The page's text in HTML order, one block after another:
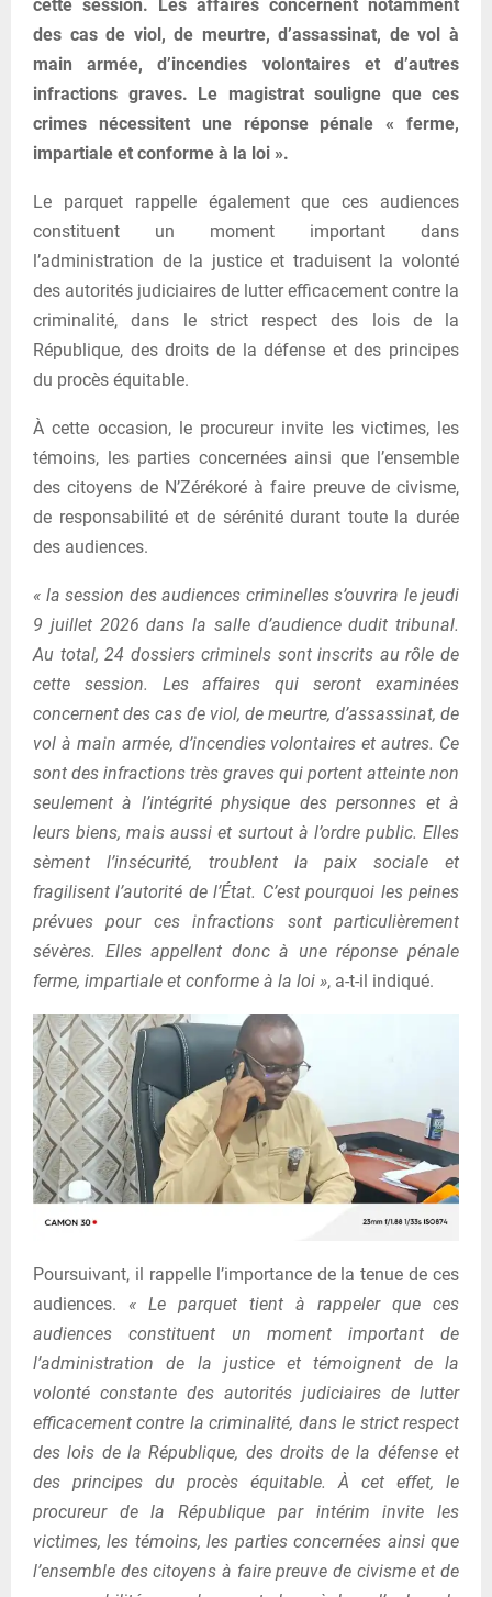
cette session. Les affaires concernent notamment
des cas de viol, de meurtre, d’assassinat, de vol à
main armée, d’incendies volontaires et d’autres
infractions graves. Le magistrat souligne que ces
crimes nécessitent une réponse pénale « ferme,
impartiale et conforme à la loi ».
Le parquet rappelle également que ces audiences
constituent un moment important dans
l’administration de la justice et traduisent la volonté
des autorités judiciaires de lutter efficacement contre la
criminalité, dans le strict respect des lois de la
République, des droits de la défense et des principes
du procès équitable.
À cette occasion, le procureur invite les victimes, les
témoins, les parties concernées ainsi que l’ensemble
des citoyens de N’Zérékoré à faire preuve de civisme,
de responsabilité et de sérénité durant toute la durée
des audiences.
« la session des audiences criminelles s’ouvrira le jeudi
9 juillet 2026 dans la salle d’audience dudit tribunal.
Au total, 24 dossiers criminels sont inscrits au rôle de
cette session. Les affaires qui seront examinées
concernent des cas de viol, de meurtre, d’assassinat, de
vol à main armée, d’incendies volontaires et autres. Ce
sont des infractions très graves qui portent atteinte non
seulement à l’intégrité physique des personnes et à
leurs biens, mais aussi et surtout à l’ordre public. Elles
sèment l’insécurité, troublent la paix sociale et
fragilisent l’autorité de l’État. C’est pourquoi les peines
prévues pour ces infractions sont particulièrement
sévères. Elles appellent donc à une réponse pénale
ferme, impartiale et conforme à la loi », a-t-il indiqué.
Poursuivant, il rappelle l’importance de la tenue de ces
audiences. « Le parquet tient à rappeler que ces
audiences constituent un moment important de
l’administration de la justice et témoignent de la
volonté constante des autorités judiciaires de lutter
efficacement contre la criminalité, dans le strict respect
des lois de la République, des droits de la défense et
des principes du procès équitable. À cet effet, le
procureur de la République par intérim invite les
victimes, les témoins, les parties concernées ainsi que
l’ensemble des citoyens à faire preuve de civisme et de